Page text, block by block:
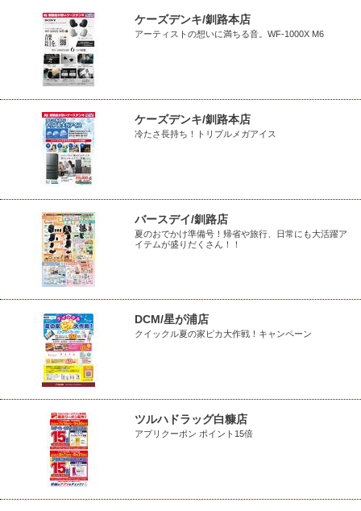
ケーズデンキ/釧路本店
アーティストの想いに満ちる音。WF-1000X M6
ケーズデンキ/釧路本店
冷たさ長持ち！トリプルメガアイス
バースデイ/釧路店
夏のおでかけ準備号！帰省や旅行、日常にも大活躍ア
イテムが盛りだくさん！！
DCM/星が浦店
クイックル夏の家ピカ大作戦！キャンペーン
ツルハドラッグ白糠店
アプリクーポン ポイント15倍